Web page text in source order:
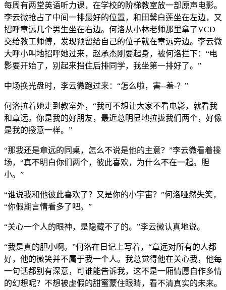
每周有两堂英语听力课，在学校的阶梯教室放一部原声电影。
李云微抢占了中间一排最好的位置，和田馨白莲坐在左边，又
招呼章远几个男生坐在右边。何洛从小林老师那里拿了VCD
交给教工师傅，发现预留给自己的位子就在章远旁边。李云微
大呼小叫地招呼她过来，赵承杰刚要起身，被何洛拦下：“电
影要开始了，别起来挡住后排同学，我坐第一排好了。”
中场换光盘时，李云微跑过来：“怎么啦，害--羞-？”
何洛拉着她走到教室外，“我可不想让大家不看电影，就看我
和章远。你是我的好朋友，最近总明显地拉拢我们两个，好像
是我的授意一样。”
“那我还是章远的同桌，怎么不说是他的主意？”李云微看着操
场，“真不明白你们两个，彼此喜欢，为什么不在一起。胆
小。”
“谁说我和他彼此喜欢了？又是你的小宇宙？”何洛哑然失笑，
“你假期言情看多了吧。”
“关心一个人的眼神，是隐藏不了的。”李云微认真地说。
“我是真的胆小啊。”何洛在日记上写着，“章远对所有的人都
好，他的微笑并不属于我一个人。我总觉得他在关心我，他每
一句话都别有深意，可谁能告诉我，这不是一厢情愿自作多情
的幻想呢？不想被虚假的甜蜜蒙住眼睛，看不清真实的未来。